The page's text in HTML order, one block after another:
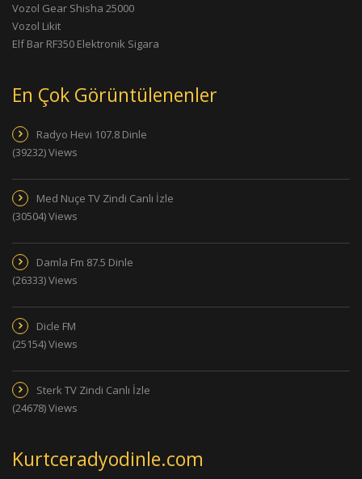
Vozol Gear Shisha 25000
Vozol Likit
Elf Bar RF350 Elektronik Sigara
En Çok Görüntülenenler
Radyo Hevi 107.8 Dinle
(39232) Views
Med Nuçe TV Zindi Canlı İzle
(30504) Views
Damla Fm 87.5 Dinle
(26333) Views
Dicle FM
(25154) Views
Sterk TV Zindi Canlı İzle
(24678) Views
Kurtceradyodinle.com